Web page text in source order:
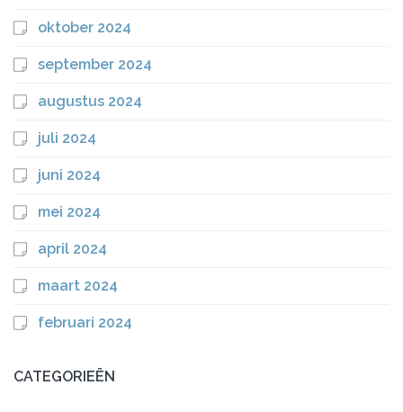
oktober 2024
september 2024
augustus 2024
juli 2024
juni 2024
mei 2024
april 2024
maart 2024
februari 2024
CATEGORIEËN